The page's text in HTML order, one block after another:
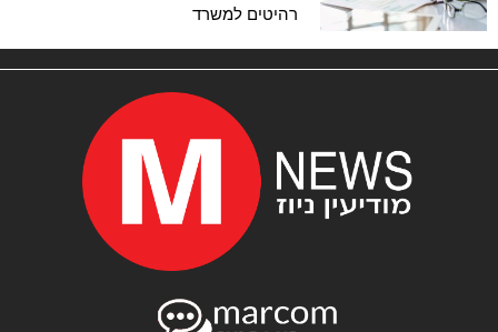
רהיטים למשרד